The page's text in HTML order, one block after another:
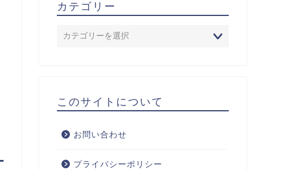
カテゴリー
このサイトについて
お問い合わせ
プライバシーポリシー